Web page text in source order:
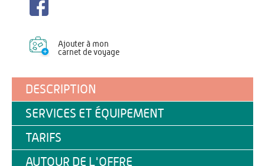
Ajouter à mon
carnet de voyage
DESCRIPTION
SERVICES ET ÉQUIPEMENT
TARIFS
AUTOUR DE L'OFFRE